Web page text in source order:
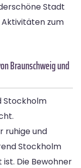
Stadt
zum
Braunschweig und
Stockholm
ruhige und
Stockholm
Die Bewohner